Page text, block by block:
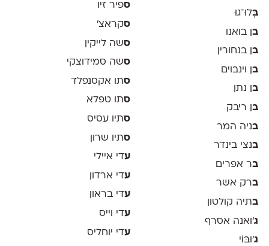
בְּלוּ־גוּ
בן בואנו
בן בנחורין
בן וינבוים
בן נתן
בן ריבק
בניה המר
בנצי בינדר
בר אפרים
ברק אשר
בתיה קולטון
ג'ואנה אסרף
ג'וּבּוֹי
ספיר זיו
סקראצ׳
סשה לייקין
סשה סמידוצקי
סתו אקסנפלד
סתו טפלא
סתיו עסיס
סתיו שרון
עדי איילי
עדי ארדון
עדי בראון
עדי וייס
עדי יוחליס